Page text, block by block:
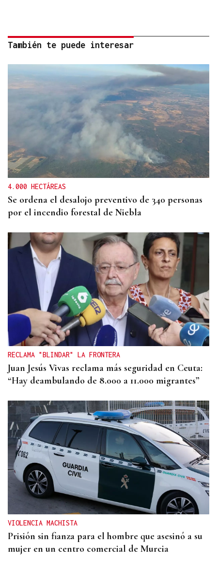
También te puede interesar
4.000 HECTÁREAS
Se ordena el desalojo preventivo de 340 personas
por el incendio forestal de Niebla
RECLAMA "BLINDAR" LA FRONTERA
Juan Jesús Vivas reclama más seguridad en Ceuta:
“Hay deambulando de 8.000 a 11.000 migrantes”
VIOLENCIA MACHISTA
Prisión sin fianza para el hombre que asesinó a su
mujer en un centro comercial de Murcia